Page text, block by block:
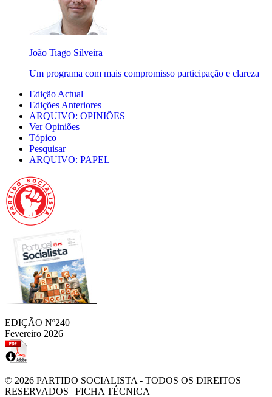
João Tiago Silveira
Um programa com mais compromisso participação e clareza
Edição Actual
Edições Anteriores
ARQUIVO: OPINIÕES
Ver Opiniões
Tópico
Pesquisar
ARQUIVO: PAPEL
EDIÇÃO Nº240
Fevereiro 2026
© 2026 PARTIDO SOCIALISTA - TODOS OS DIREITOS
RESERVADOS | FICHA TÉCNICA